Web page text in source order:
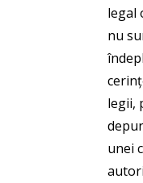
legal
nu
legii,
unei